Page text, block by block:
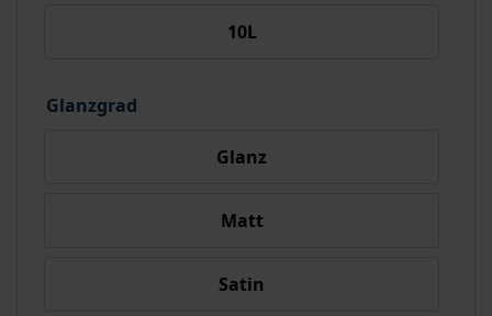
10L
Glanzgrad
Glanz
Matt
Satin